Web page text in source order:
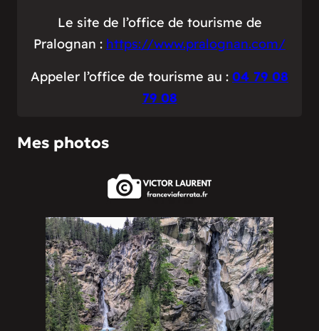
Le site de l’office de tourisme de
Pralognan : https://www.pralognan.com/
Appeler l’office de tourisme au : 04 79 08
79 08
Mes photos